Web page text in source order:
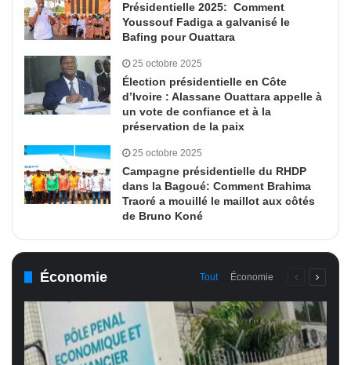
Présidentielle 2025: Comment
Youssouf Fadiga a galvanisé le
Bafing pour Ouattara
25 octobre 2025
Élection présidentielle en Côte
d’Ivoire : Alassane Ouattara appelle à
un vote de confiance et à la
préservation de la paix
25 octobre 2025
Campagne présidentielle du RHDP
dans la Bagoué: Comment Brahima
Traoré a mouillé le maillot aux côtés
de Bruno Koné
Économie Tout Économie
PagePage